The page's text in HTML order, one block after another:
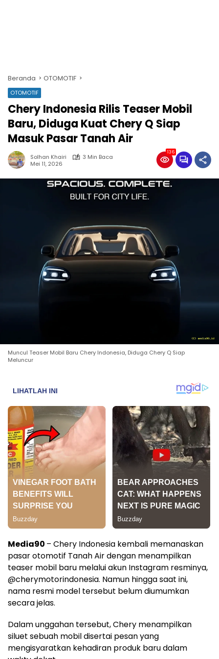
Beranda OTOMOTIF
OTOMOTIF
Chery Indonesia Rilis Teaser Mobil
Baru, Diduga Kuat Chery Q Siap
Masuk Pasar Tanah Air
Solhan Khairi
3 Min Baca
Mei 11, 2026
136
Muncul Teaser Mobil Baru Chery Indonesia, Diduga Chery Q Siap
Meluncur
Media90 – Chery Indonesia kembali memanaskan
pasar otomotif Tanah Air dengan menampilkan
teaser mobil baru melalui akun Instagram resminya,
@cherymotorindonesia. Namun hingga saat ini,
nama resmi model tersebut belum diumumkan
secara jelas.
Dalam unggahan tersebut, Chery menampilkan
siluet sebuah mobil disertai pesan yang
mengisyaratkan kehadiran produk baru dalam